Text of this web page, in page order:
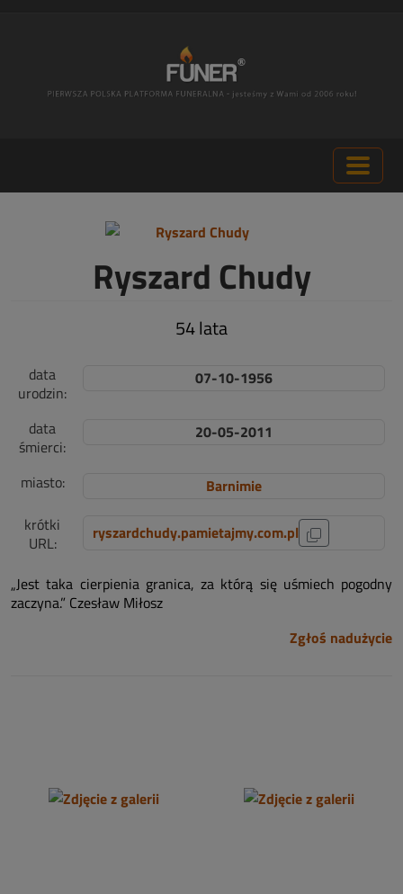
Ryszard Chudy
54 lata
data
urodzin:
07-10-1956
data
śmierci:
20-05-2011
miasto:
Barnimie
krótki
URL:
ryszardchudy.pamietajmy.com.pl
„Jest taka cierpienia granica, za którą się uśmiech pogodny
zaczyna.” Czesław Miłosz
Zgłoś nadużycie